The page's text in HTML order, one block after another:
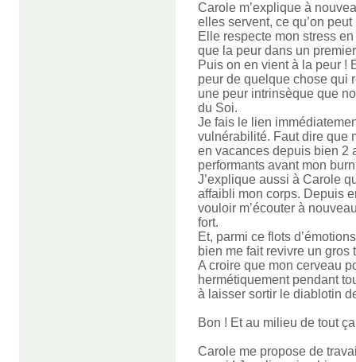
Carole m’explique à
elles servent, ce qu’on
Elle respecte mon stress
que la peur dans un
Puis on en vient à la peur !
peur de quelque chose qui
une peur intrinsèque que
du Soi.
Je fais le lien
vulnérabilité. Faut dire que
en vacances depuis bien 2
performants avant mon
J’explique aussi à Carole
affaibli mon corps. Depuis
vouloir m’écouter à
fort.
Et, parmi ce flots
bien me fait revivre un gros
A croire que mon cerveau
hermétiquement pendant
à laisser sortir le diablotin
Bon ! Et au milieu de tout
Carole me propose de